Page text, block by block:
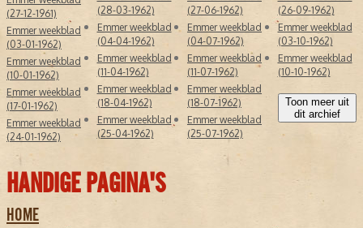
(27-12-1961)
Emmer weekblad
(03-01-1962)
Emmer weekblad
(10-01-1962)
Emmer weekblad
(17-01-1962)
Emmer weekblad
(24-01-1962)
(28-03-1962)
Emmer weekblad
(04-04-1962)
Emmer weekblad
(11-04-1962)
Emmer weekblad
(18-04-1962)
Emmer weekblad
(25-04-1962)
(27-06-1962)
Emmer weekblad
(04-07-1962)
Emmer weekblad
(11-07-1962)
Emmer weekblad
(18-07-1962)
Emmer weekblad
(25-07-1962)
(26-09-1962)
Emmer weekblad
(03-10-1962)
Emmer weekblad
(10-10-1962)
Toon meer uit
dit archief
HANDIGE PAGINA'S
HOME